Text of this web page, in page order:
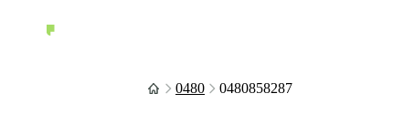
0480 0480858287